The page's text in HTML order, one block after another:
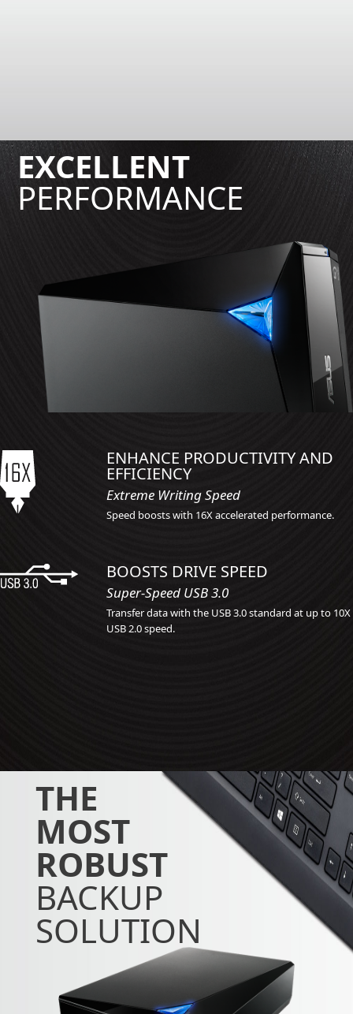
EXCELLENT
PERFORMANCE
ENHANCE PRODUCTIVITY AND
EFFICIENCY
Extreme Writing Speed
Speed boosts with 16X accelerated performance.
BOOSTS DRIVE SPEED
Super-Speed USB 3.0
Transfer data with the USB 3.0 standard at up to 10X
USB 2.0 speed.
THE
MOST
ROBUST
BACKUP
SOLUTION